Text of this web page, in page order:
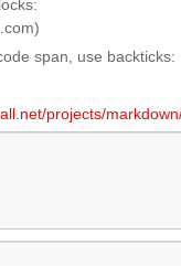
span, use backticks:
projects/